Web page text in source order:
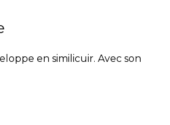
en similicuir. Avec son